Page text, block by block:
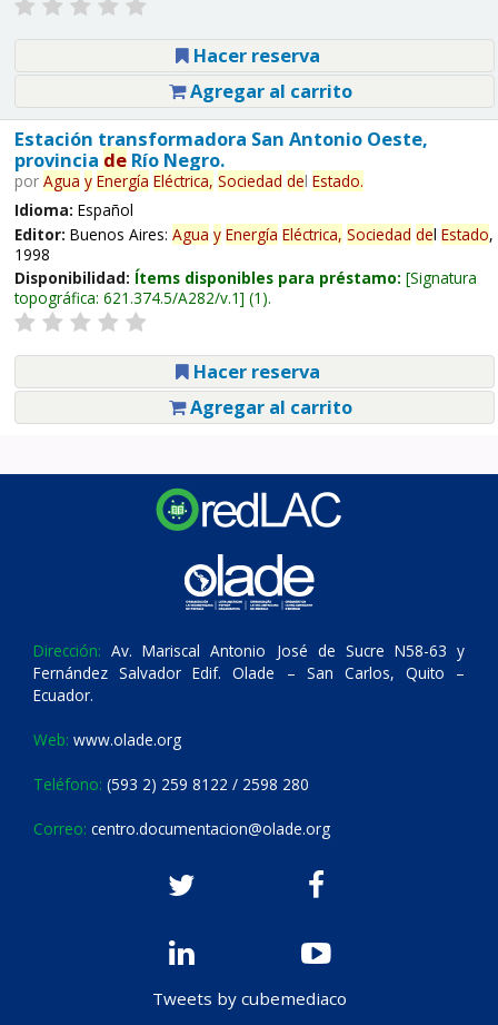
Hacer reserva
Agregar al carrito
Estación transformadora San Antonio Oeste,
provincia deRío Negro.
por Agua y Energía Eléctrica, Sociedad del Estado.
Idioma: Español
Editor: Buenos Aires: Agua y Energía Eléctrica, Sociedad del Estado,
1998
Disponibilidad: Ítems disponibles para préstamo: Signatura
topográfica: 621.374.5/A282/v.1 (1).
Hacer reserva
Agregar al carrito
Dirección: Av. Mariscal Antonio José de Sucre N58-63 y
Fernández Salvador Edif. Olade – San Carlos, Quito –
Ecuador.
Web: www.olade.org
Teléfono: (593 2) 259 8122 / 2598 280
Correo: centro.documentacion@olade.org
Tweets by cubemediaco